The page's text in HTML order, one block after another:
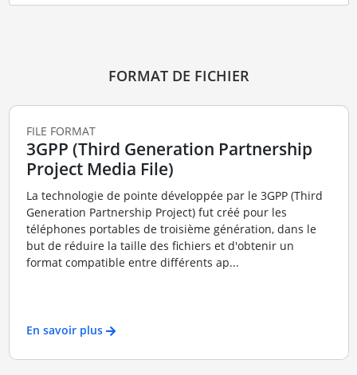
FORMAT DE FICHIER
FILE FORMAT
3GPP (Third Generation Partnership
Project Media File)
La technologie de pointe développée par le 3GPP (Third
Generation Partnership Project) fut créé pour les
téléphones portables de troisième génération, dans le
but de réduire la taille des fichiers et d'obtenir un
format compatible entre différents ap...
En savoir plus